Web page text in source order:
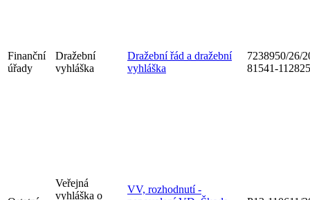
Finanční
úřady
Dražební
vyhláška
Dražební řád a dražební
vyhláška
7238950/26/
81541-112825
Veřejná
vyhláška o
VV, rozhodnutí -